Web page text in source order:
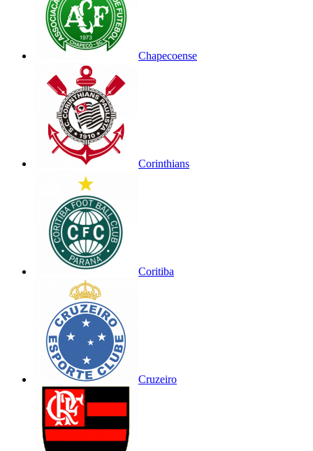
Chapecoense
Corinthians
Coritiba
Cruzeiro